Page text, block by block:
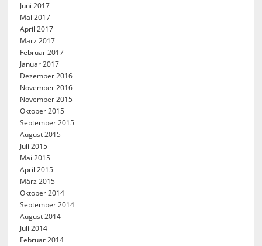
Juni 2017
Mai 2017
April 2017
März 2017
Februar 2017
Januar 2017
Dezember 2016
November 2016
November 2015
Oktober 2015
September 2015
August 2015
Juli 2015
Mai 2015
April 2015
März 2015
Oktober 2014
September 2014
August 2014
Juli 2014
Februar 2014